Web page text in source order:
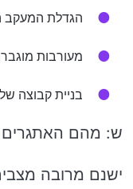
הגדלת המעקב
מעורבות
בניית קבוצה
ש: מהם האתגרים
ישנם מרובה